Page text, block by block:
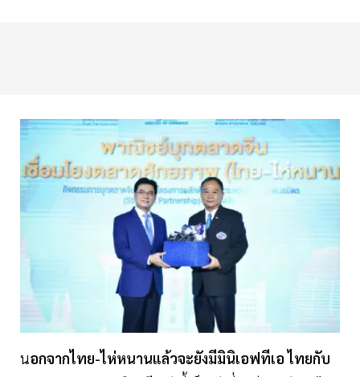
นอกจากไทย-ไห่หนานแล้วจะยังมีมินิเอฟทีเอ ไทยกับ